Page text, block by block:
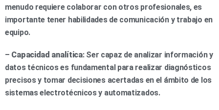
menudo requiere colaborar con otros profesionales, es
importante tener habilidades de comunicación y trabajo en
equipo.
– Capacidad analítica: Ser capaz de analizar información y
datos técnicos es fundamental para realizar diagnósticos
precisos y tomar decisiones acertadas en el ámbito de los
sistemas electrotécnicos y automatizados.